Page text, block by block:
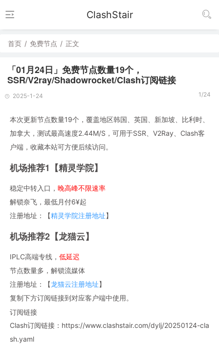
ClashStair
首页 / 免费节点 / 正文
「01月24日」免费节点数量19个，
SSR/V2ray/Shadowrocket/Clash订阅链接
2025-1-24 1/24
本次更新节点数量19个，覆盖地区韩国、英国、新加坡、比利时、
加拿大，测试最高速度2.44M/S，可用于SSR、V2Ray、Clash客
户端，收藏本站可方便后续访问。
机场推荐1【精灵学院】
稳定中转入口， 晚高峰不限速率
解锁奈飞，最低月付6¥起
注册地址：【精灵学院注册地址】
机场推荐2【龙猫云】
IPLC高端专线， 低延迟
节点数量多，解锁流媒体
注册地址：【龙猫云注册地址】
复制下方订阅链接到对应客户端中使用。
订阅链接
Clash订阅链接：https://www.clashstair.com/dylj/20250124-cla
sh.yaml